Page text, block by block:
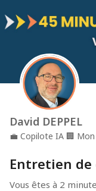
David DEPPEL
💼 Copilote IA 🏢
Entretien de
Vous êtes à 2